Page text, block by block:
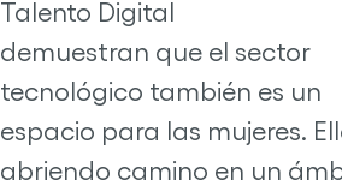
Talento Digital
demuestran que el sector
tecnológico también es un
espacio para las mujeres.
abriendo camino en un